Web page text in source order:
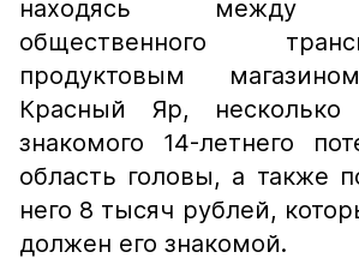
находясь между
общественного
продуктовым
Красный Яр, несколько
знакомого 14-летнего
область головы, а также
него 8 тысяч рублей,
должен его знакомой.